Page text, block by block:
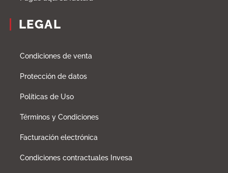
LEGAL
Condiciones de venta
Protección de datos
Políticas de Uso
Términos y Condiciones
Facturación electrónica
Condiciones contractuales Invesa